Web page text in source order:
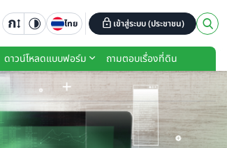
ไทย เข้าสู่ระบบ (ประชาชน)
ดาวน์โหลดแบบฟอร์ม
ถามตอบเรื่องที่ดิน